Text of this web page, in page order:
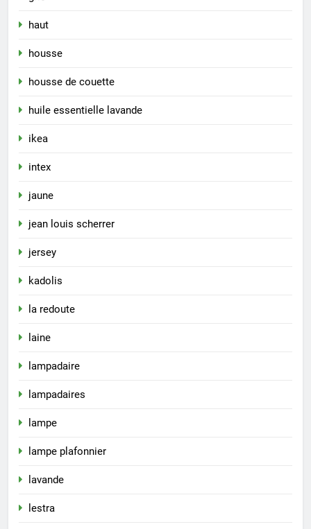
haut
housse
housse de couette
huile essentielle lavande
ikea
intex
jaune
jean louis scherrer
jersey
kadolis
la redoute
laine
lampadaire
lampadaires
lampe
lampe plafonnier
lavande
lestra